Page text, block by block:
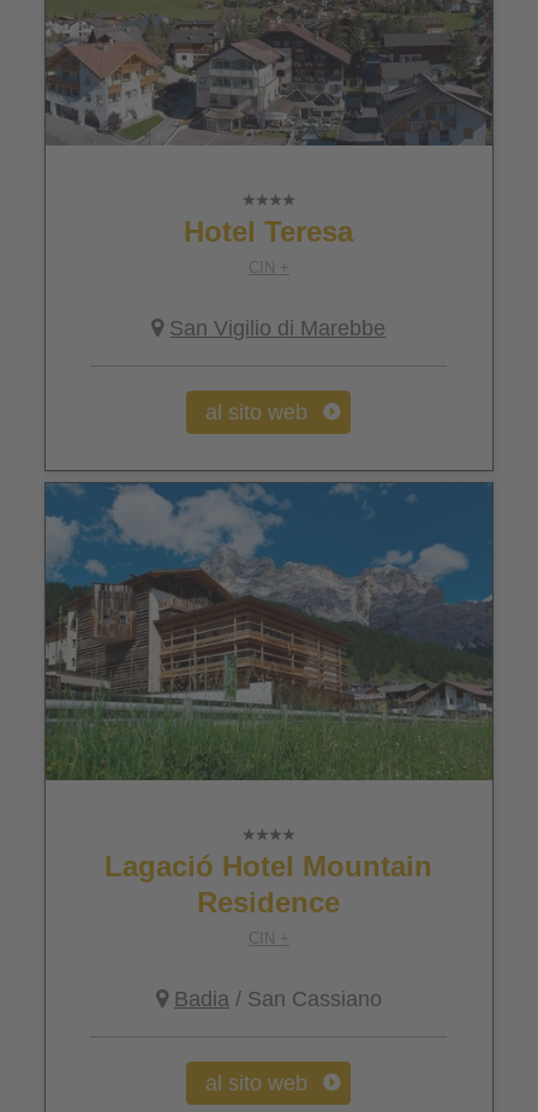
Hotel Teresa
CIN +
San Vigilio di Marebbe
al sito web
Lagació Hotel Mountain
Residence
CIN +
Badia / San Cassiano
al sito web